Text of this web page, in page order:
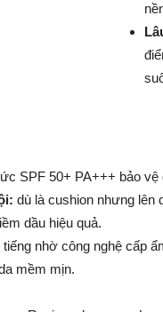
SPF 50+ PA+++ bảo vệ
dù là cushion nhưng lên
dầu hiệu quả.
tiếng nhờ công nghệ cấp
mềm mịn.